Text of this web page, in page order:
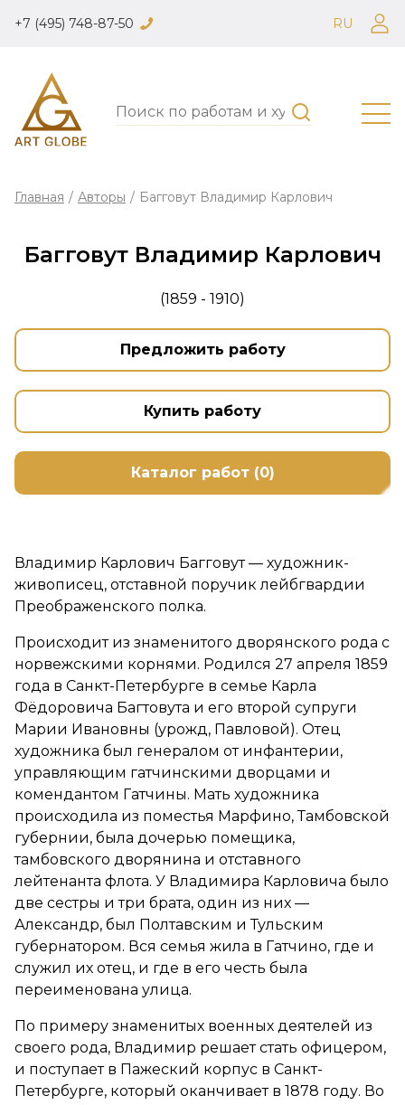
+7 (495) 748-87-50 RU
Главная / Авторы / Багговут Владимир Карлович
Багговут Владимир Карлович
(1859 - 1910)
Предложить работу
Купить работу
Каталог работ (0)
Владимир Карлович Багговут — художник-
живописец, отставной поручик лейбгвардии
Преображенского полка.
Происходит из знаменитого дворянского рода с
норвежскими корнями. Родился 27 апреля 1859
года в Санкт-Петербурге в семье Карла
Фёдоровича Багтовута и его второй супруги
Марии Ивановны (урожд, Павловой). Отец
художника был генералом от инфантерии,
управляющим гатчинскими дворцами и
комендантом Гатчины. Мать художника
происходила из поместья Марфино, Тамбовской
губернии, была дочерью помещика,
тамбовского дворянина и отставного
лейтенанта флота. У Владимира Карловича было
две сестры и три брата, один из них —
Александр, был Полтавским и Тульским
губернатором. Вся семья жила в Гатчино, где и
служил их отец, и где в его честь была
переименована улица.
По примеру знаменитых военных деятелей из
своего рода, Владимир решает стать офицером,
и поступает в Пажеский корпус в Санкт-
Петербурге, который оканчивает в 1878 году. Во